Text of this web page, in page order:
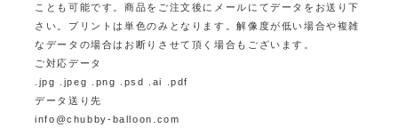
ことも可能です。商品をご注文後にメールにてデータをお送り下
さい。プリントは単色のみとなります。解像度が低い場合や複雑
なデータの場合はお断りさせて頂く場合もございます。
ご対応データ
.jpg .jpeg .png .psd .ai .pdf
データ送り先
info@chubby-balloon.com